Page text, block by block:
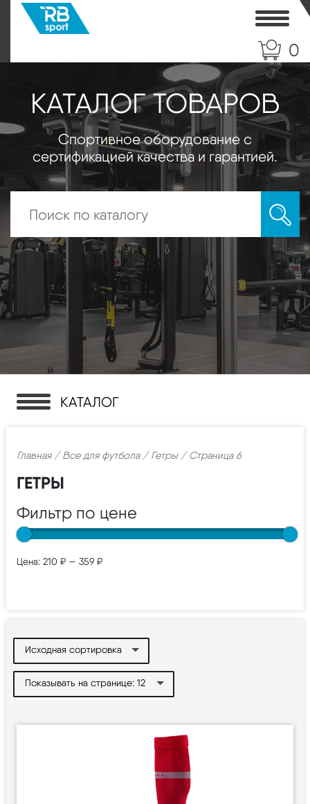
0
КАТАЛОГ ТОВАРОВ
Спортивное оборудование с
сертификацией качества и гарантией.
КАТАЛОГ
Главная/Все для футбола/Гетры / Страница 6
ГЕТРЫ
Фильтр по цене
Цена: 210 ₽ — 359 ₽